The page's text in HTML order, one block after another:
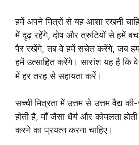
हमें अपने मित्रों से यह आशा रखनी
में दृढ़ रहेंगे, दोष और त्रुटियों से हमें
पैर रखेंगे, तब वे हमें सचेत करेंगे, जब हम
हमें उत्साहित करेंगे। सारांश यह है कि वे
में हर तरह से सहायता करें।
सच्ची मित्रता में उत्तम से उत्तम वैद्य
होती है, माँ जैसा धैर्य और कोमलता
करने का प्रयत्न करना चाहिए।